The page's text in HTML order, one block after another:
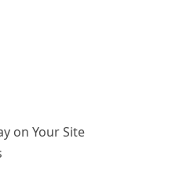
on Your Site